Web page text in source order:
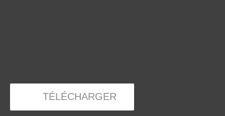
TÉLÉCHARGER